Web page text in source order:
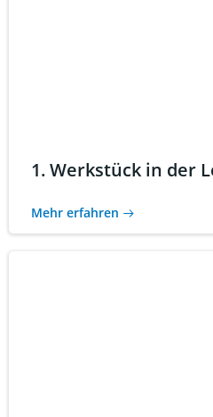
1. Werkstück in der
Mehr erfahren